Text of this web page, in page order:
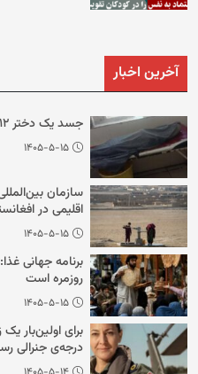
آخرین اخبار
جسد یک دختر ۱۲ ساله در ننگرهار پیدا شد
۱۴۰۵-۵-۱۵
سازمان
اقلیمی در
۱۴۰۵-۵-۱۵
برنامه جهانی
روزمره است
۱۴۰۵-۵-۱۵
برای اولین‌بار
درجه‌ی جنرالی